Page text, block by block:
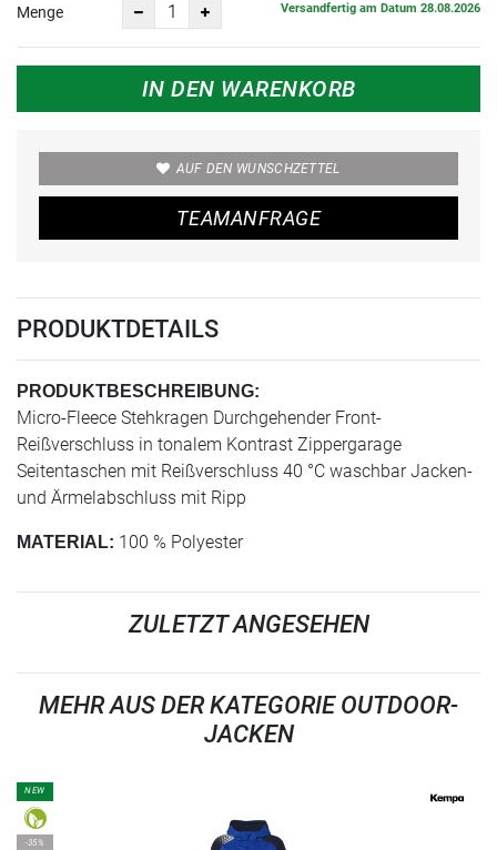
Menge Versandfertig am Datum 28.08.2026
IN DEN WARENKORB
AUF DEN WUNSCHZETTEL
TEAMANFRAGE
PRODUKTDETAILS
PRODUKTBESCHREIBUNG:
Micro-Fleece Stehkragen Durchgehender Front-
Reißverschluss in tonalem Kontrast Zippergarage
Seitentaschen mit Reißverschluss 40 °C waschbar Jacken-
und Ärmelabschluss mit Ripp
MATERIAL: 100 % Polyester
ZULETZT ANGESEHEN
MEHR AUS DER KATEGORIE OUTDOOR-
JACKEN
NEW
-35%